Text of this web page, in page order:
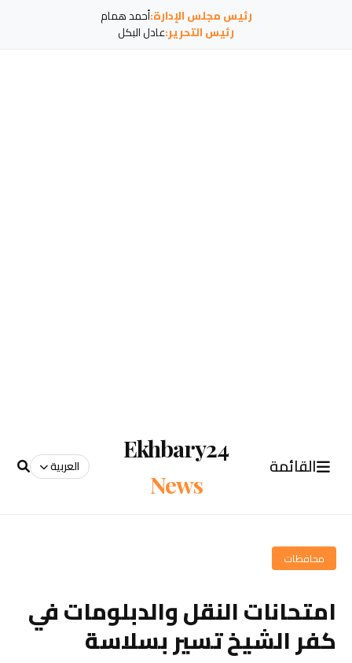
رئيس مجلس الإدارة:أحمد همام
رئيس التحرير:عادل البكل
القائمة
Ekhbary24
News
العربية
محافظات
امتحانات النقل والدبلومات في
كفر الشيخ تسير بسلاسة